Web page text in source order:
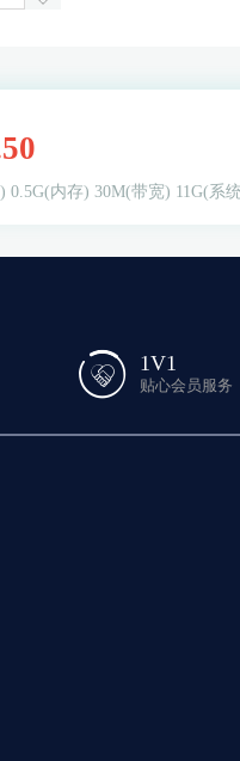
0.5G(内存) 30M(带宽) 11G(系
1V1
贴心会员服务